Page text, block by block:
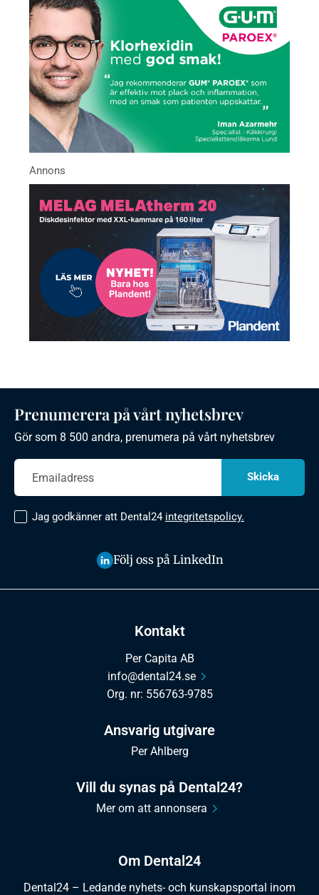
Om Dental24
Dental24 – Ledande nyhets- och kunskapsportal inom
Kontakt
Per Capita AB
info@dental24.se
Org. nr: 556763-9785
Ansvarig utgivare
Per Ahlberg
Vill du synas på Dental24?
Mer om att annonsera
Prenumerera på vårt nyhetsbrev
Gör som 8 500 andra, prenumera på vårt nyhetsbrev
Jag godkänner att Dental24 integritetspolicy.
Följ oss på LinkedIn